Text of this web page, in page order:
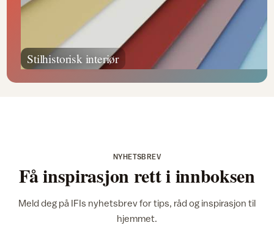
Stilhistorisk interiør
NYHETSBREV
Få inspirasjon rett i innboksen
Meld deg på IFIs nyhetsbrev for tips, råd og inspirasjon til
hjemmet.